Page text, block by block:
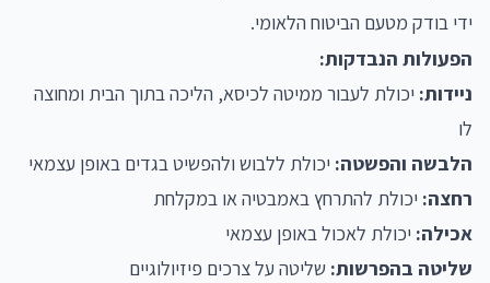
ידי בודק מטעם הביטוח הלאומי.
הפעולות הנבדקות:
ניידות: יכולת לעבור ממיטה לכיסא, הליכה בתוך הבית ומחוצה
לו
הלבשה והפשטה: יכולת ללבוש ולהפשיט בגדים באופן עצמאי
רחצה: יכולת להתרחץ באמבטיה או במקלחת
אכילה: יכולת לאכול באופן עצמאי
שליטה בהפרשות: שליטה על צרכים פיזיולוגיים